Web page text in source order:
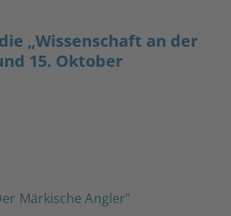
„Wissenschaft an der
15. Oktober